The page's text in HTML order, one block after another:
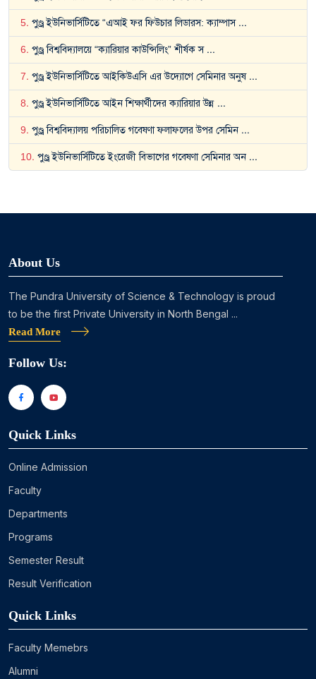
5. পুণ্ড্র ইউনিভার্সিটিতে “এআই ফর ফিউচার লিডারস: ক্যাম্পাস...
6. পুণ্ড্র বিশ্ববিদ্যালয়ে “ক্যারিয়ার কাউন্সিলিং” শীর্ষক স...
7. পুণ্ড্র ইউনিভার্সিটিতে আইকিউএসি এর উদ্যোগে সেমিনার অনুষ...
8. পুণ্ড্র ইউনিভার্সিটিতে আইন শিক্ষার্থীদের ক্যারিয়ার উন্ন ...
9. পুণ্ড্র বিশ্ববিদ্যালয় পরিচালিত গবেষণা ফলাফলের উপর সেমিন...
10. পুণ্ড্র ইউনিভার্সিটিতে ইংরেজী বিভাগের গবেষণা সেমিনার অন...
About Us
The Pundra University of Science & Technology is proud
to be the first Private University in North Bengal ...
Read More
Follow Us:
Quick Links
Online Admission
Faculty
Departments
Programs
Semester Result
Result Verification
Quick Links
Faculty Memebrs
Alumni